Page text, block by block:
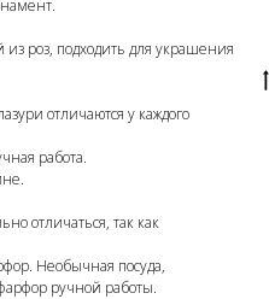
роз, подходить для украшения
отличаются у каждого
работа.
отличаться, так как
Необычная посуда,
ручной работы.